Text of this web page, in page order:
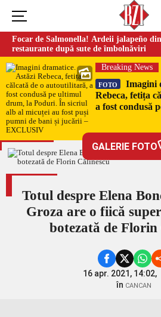
Focar de Salmonella! Ardeii jalapeño
restaurante după sute de îmbolnăviri
Breaking News
FOTO
Imagini
Rebeca, fetița
a fost condusă
EXCLUSIV
GALERIE FOTO
Totul despre Elena
Groza are o fiică
botezată de Florin
16 apr. 2021, 14:02,
în CANCAN